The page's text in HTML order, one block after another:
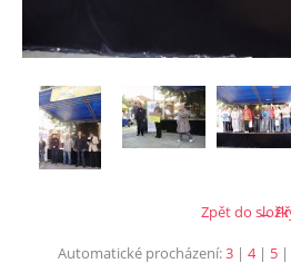
←
Zpět do
Automatické procházení:3 | 4| 5 |